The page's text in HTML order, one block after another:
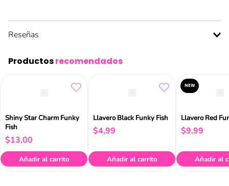
Reseñas
Productosrecomendados
Shiny Star Charm Funky
Fish
$13,00
Añadir al carrito
Llavero Black Funky Fish
$4,99
Añadir al carrito
NEW
Llavero Red
$9,99
Añadir al